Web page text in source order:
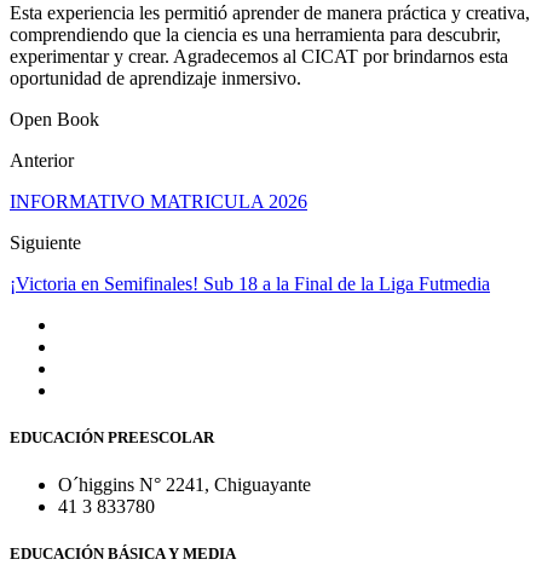
Esta experiencia les permitió aprender de manera práctica y creativa,
comprendiendo que la ciencia es una herramienta para descubrir,
experimentar y crear. Agradecemos al CICAT por brindarnos esta
oportunidad de aprendizaje inmersivo.
Open Book
Anterior
INFORMATIVO MATRICULA 2026
Siguiente
¡Victoria en Semifinales! Sub 18 a la Final de la Liga Futmedia
EDUCACIÓN PREESCOLAR
O´higgins N° 2241, Chiguayante
41 3 833780
EDUCACIÓN BÁSICA Y MEDIA